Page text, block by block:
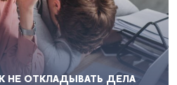
НЕ ОТКЛАДЫВАТЬ ДЕЛА